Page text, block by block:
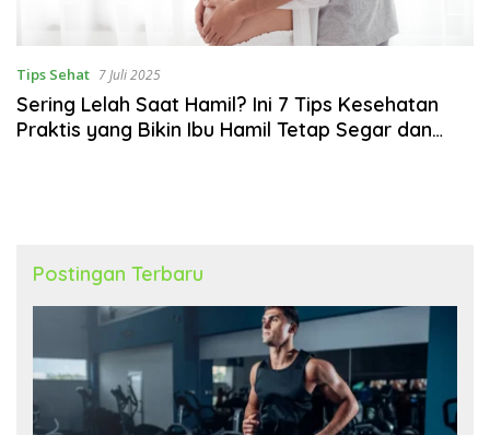
Tips Sehat 7 Juli 2025
Sering Lelah Saat Hamil? Ini 7 Tips Kesehatan
Praktis yang Bikin Ibu Hamil Tetap Segar dan
Postingan Terbaru